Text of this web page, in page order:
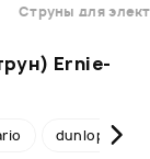
Струны для
Ernie-
dunlop